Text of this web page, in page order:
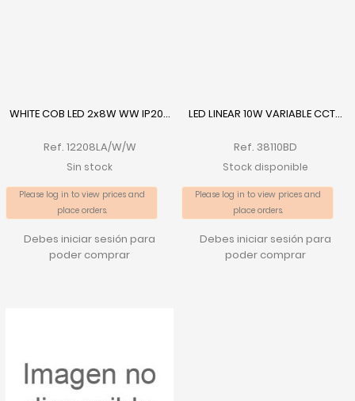
WHITE COB LED 2x8W WW IP20...
Ref. 12208LA/W/W
Sin stock
Please log in to view prices and
place orders.
Debes iniciar sesión para
poder comprar
LED LINEAR 10W VARIABLE CCT...
Ref. 38110BD
Stock disponible
Please log in to view prices and
place orders.
Debes iniciar sesión para
poder comprar